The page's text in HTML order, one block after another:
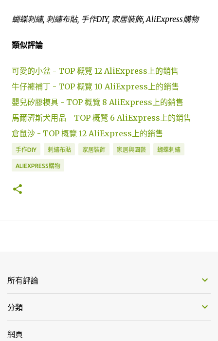
蝴蝶刺繡, 刺繡布貼, 手作DIY, 家居裝飾, AliExpress購物
類似評論
可愛的小盆 - TOP 概覽 12 AliExpress上的銷售
牛仔褲補丁 - TOP 概覽 10 AliExpress上的銷售
嬰兒矽膠模具 - TOP 概覽 8 AliExpress上的銷售
馬爾濟斯犬用品 - TOP 概覽 6 AliExpress上的銷售
倉鼠沙 - TOP 概覽 12 AliExpress上的銷售
手作DIY 刺繡布貼 家居裝飾 家居與園藝 蝴蝶刺繡
ALIEXPRESS購物
所有評論
分類
網頁